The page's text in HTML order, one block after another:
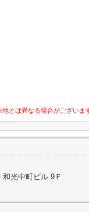
とは異なる場合がございま
光中町ビル 9Ｆ